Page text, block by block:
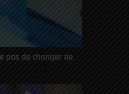
pas de changer de